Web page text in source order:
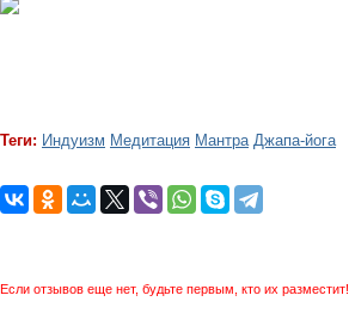
Теги: Индуизм Медитация Мантра Джапа-йога
Если отзывов еще нет, будьте первым, кто их разместит!